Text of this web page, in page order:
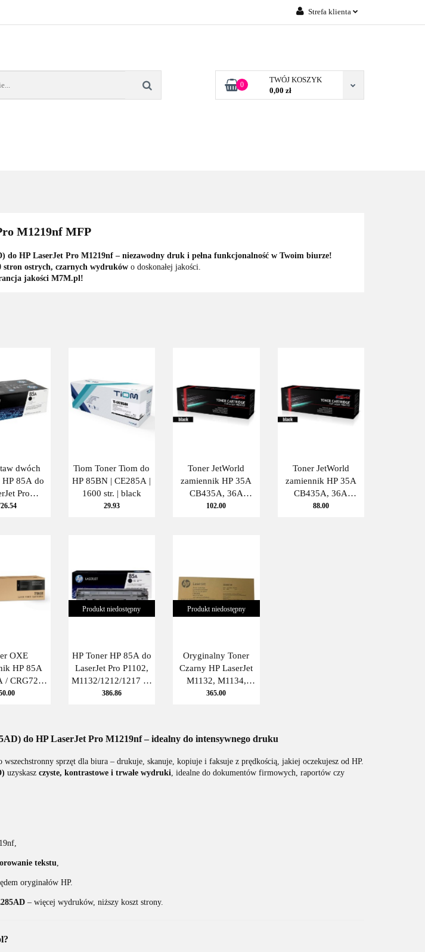
Strefa klienta
Dodaj zgłoszenie
0
TWÓJ KOSZYK
0,00 zł
M1219nf MFP
do HP LaserJet Pro M1219nf – niezawodny druk i pełna funkcjonalność w Twoim biurze!
stron ostrych, czarnych wydrukówo doskonałej jakości.
jakości M7M.pl!
dwóch
HP 85A do
Pro
| 2 x 1
Tiom Toner Tiom do
HP 85BN | CE285A |
1600 str. | black
29.93
Toner JetWorld
zamiennik HP 35A
CB435A, 36A
CB436A, 85A
102.00
Toner JetWorld
zamiennik HP 35A
CB435A, 36A
CB436A, 85A
88.00
OXE
HP 85A
/ CRG725
M1132,
1.6K
Produkt niedostępny
HP Toner HP 85A do
LaserJet Pro P1102,
M1132/1212/1217 | 1
600 str. | black
386.86
Produkt niedostępny
Oryginalny Toner
Czarny HP LaserJet
M1132, M1134,
M1136, M1137,
M1217, M1218,
365.00
do HP LaserJet Pro M1219nf – idealny do intensywnego druku
wszechstronny sprzęt dla biura – drukuje, skanuje, kopiuje i faksuje z prędkością, jakiej oczekujesz od HP.
uzyskasz czyste, kontrastowe i trwałe wydruki , idealne do dokumentów firmowych, raportów czy
tekstu
oryginałów HP.
– więcej wydruków, niższy koszt strony.